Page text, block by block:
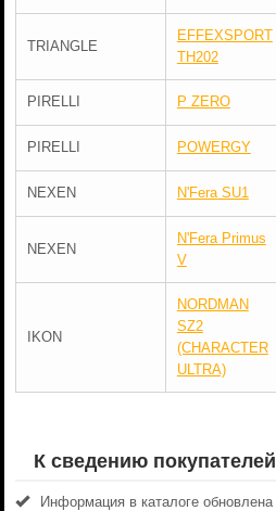
TRIANGLE
EFFEXSPORT
TH202
PIRELLI P ZERO
PIRELLI POWERGY
NEXEN N'Fera SU1
NEXEN
N'Fera Primus
V
IKON
NORDMAN
SZ2
(CHARACTER
ULTRA)
К сведению покупателей
Информация в каталоге обновлена